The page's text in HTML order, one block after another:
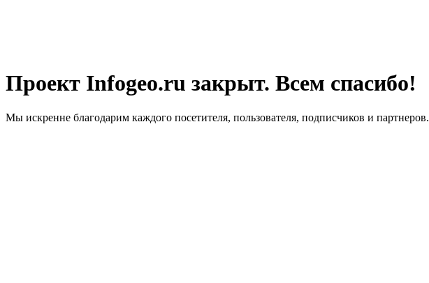
Проект Infogeo.ru закрыт. Всем спасибо!
Мы искренне благодарим каждого посетителя, пользователя, подписчиков и партнеров.